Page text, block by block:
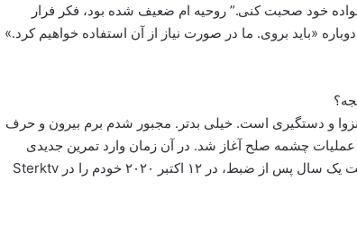
خود صحبت کنی.” روحیه ام ضعیف شده بود، فکر فرار
«باید بروی. ما در صورت نیاز از آن استفاده خواهیم کرد.»
و دستگیری است. خیلی بدتر. مجبور شدم برم بیرون و حرف
چشمه صلح آغاز شد. در آن زمان وارد تمرین جدیدی
شدیم. به قول خودشان زمان فرا رسیده است. درست یک سال پس از ضبط، در ۱۲ اکتبر ۲۰۲۰ خودم را در Sterktv